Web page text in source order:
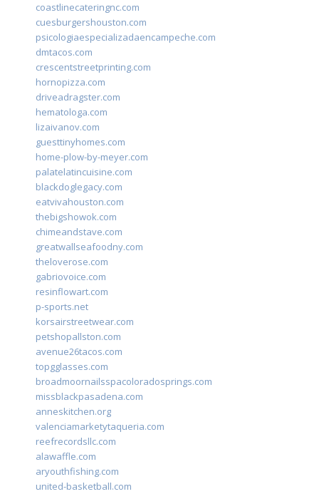
coastlinecateringnc.com
cuesburgershouston.com
psicologiaespecializadaencampeche.com
dmtacos.com
crescentstreetprinting.com
hornopizza.com
driveadragster.com
hematologa.com
lizaivanov.com
guesttinyhomes.com
home-plow-by-meyer.com
palatelatincuisine.com
blackdoglegacy.com
eatvivahouston.com
thebigshowok.com
chimeandstave.com
greatwallseafoodny.com
theloverose.com
gabriovoice.com
resinflowart.com
p-sports.net
korsairstreetwear.com
petshopallston.com
avenue26tacos.com
topgglasses.com
broadmoornailsspacoloradosprings.com
missblackpasadena.com
anneskitchen.org
valenciamarketytaqueria.com
reefrecordsllc.com
alawaffle.com
aryouthfishing.com
united-basketball.com